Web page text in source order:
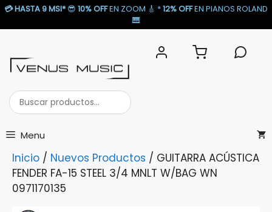
Saltar
💳HASTA 9 MSI* 😎 10% OFFEN ZOOM 🎸​ *12% OFFEN PIANOS ROLAND
🎹​
Buscar
productos...
Menu
Inicio / Nuevos Productos / GUITARRA ACÚSTICA
FENDER FA-15 STEEL 3/4 MNLT W/BAG WN
0971170135